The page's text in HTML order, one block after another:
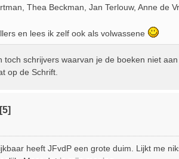
Thea Beckman, Jan Terlouw, Anne de
en lees ik zelf ook als volwassene
schrijvers waarvan je de boeken niet
op de Schrift.
heeft JFvdP een grote duim. Lijkt me